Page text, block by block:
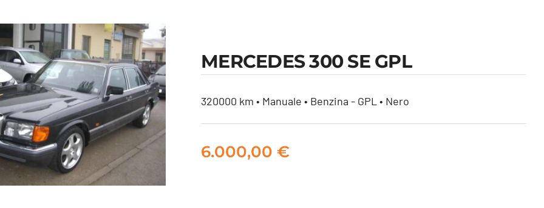
MERCEDES 300 SE GPL
320000 km • Manuale • Benzina - GPL • Nero
6.000,00€